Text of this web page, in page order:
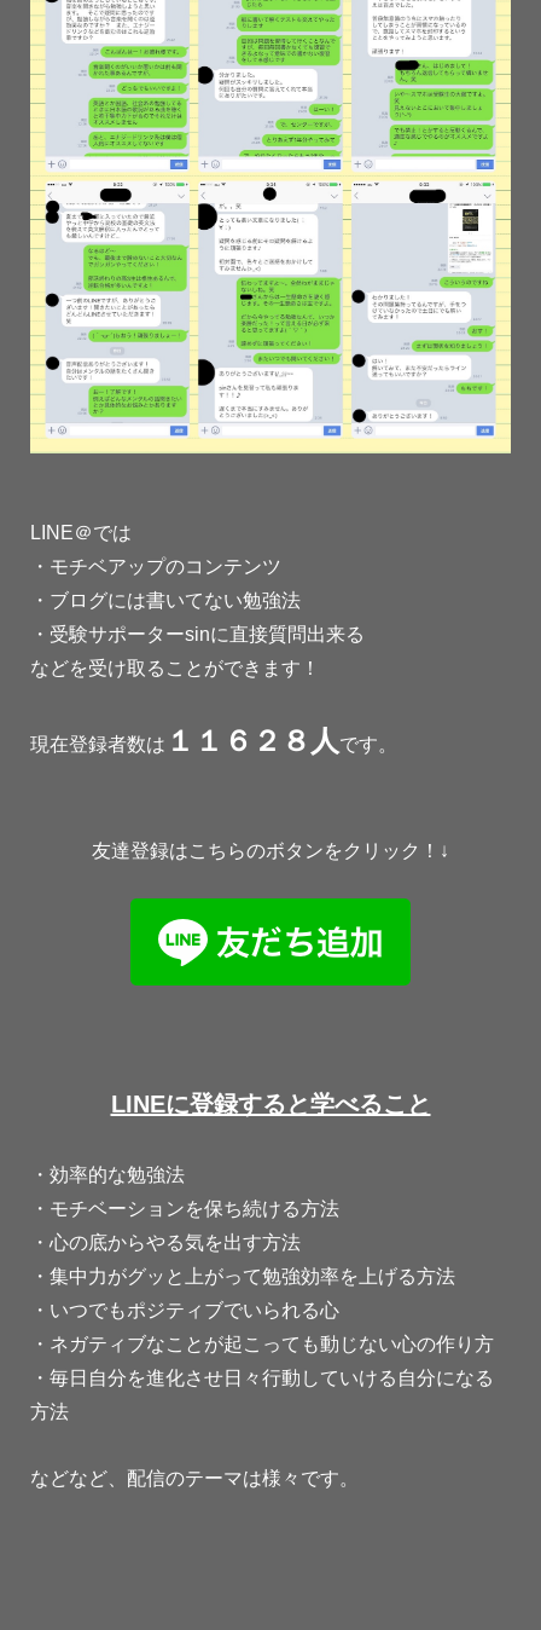
LINE＠では
・モチベアップのコンテンツ
・ブログには書いてない勉強法
・受験サポーターsinに直接質問出来る
などを受け取ることができます！
現在登録者数は １１６２８人です。
友達登録はこちらのボタンをクリック！↓
LINEに登録すると学べること
・効率的な勉強法
・モチベーションを保ち続ける方法
・心の底からやる気を出す方法
・集中力がグッと上がって勉強効率を上げる方法
・いつでもポジティブでいられる心
・ネガティブなことが起こっても動じない心の作り方
・毎日自分を進化させ日々行動していける自分になる
方法
などなど、配信のテーマは様々です。